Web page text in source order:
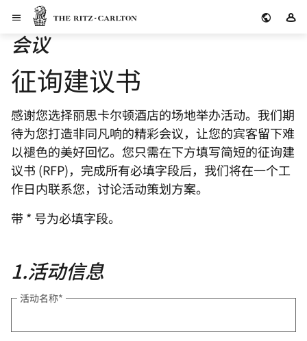
Skip to Content 丽思卡尔顿酒店
会议
征询建议书
感谢您选择丽思卡尔顿酒店的场地举办活动。我们期
待为您打造非同凡响的精彩会议，让您的宾客留下难
以褪色的美好回忆。您只需在下方填写简短的征询建
议书 (RFP)，完成所有必填字段后，我们将在一个工
作日内联系您，讨论活动策划方案。
带 * 号为必填字段。
1.活动信息
活动名称*